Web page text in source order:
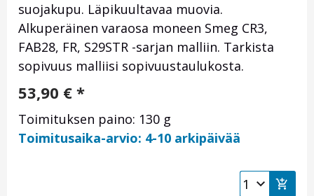
suojakupu. Läpikuultavaa muovia.
Alkuperäinen varaosa moneen Smeg CR3,
FAB28, FR, S29STR -sarjan malliin. Tarkista
sopivuus malliisi sopivuustaulukosta.
53,90 € *
Toimituksen paino: 130 g
Toimitusaika-arvio: 4-10 arkipäivää